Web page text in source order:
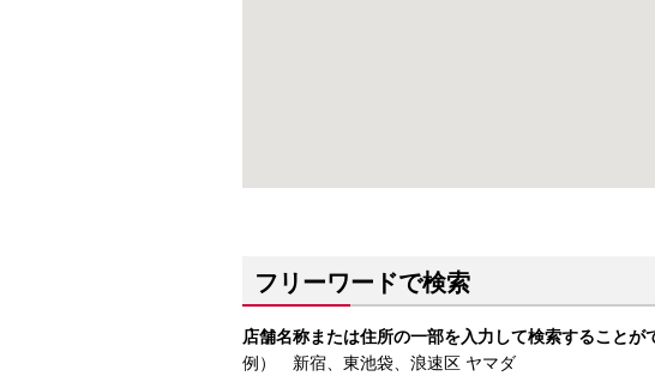
フリーワードで検索
店舗名称または住所の一部を入力して検索することが
例） 新宿、東池袋、浪速区 ヤマダ